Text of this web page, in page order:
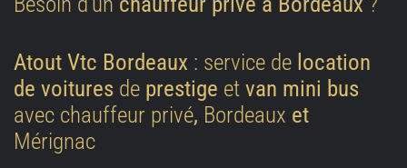
Atout Vtc Bordeaux : service de location
de voitures de prestige et van mini bus
avec chauffeur privé, Bordeaux et
Mérignac